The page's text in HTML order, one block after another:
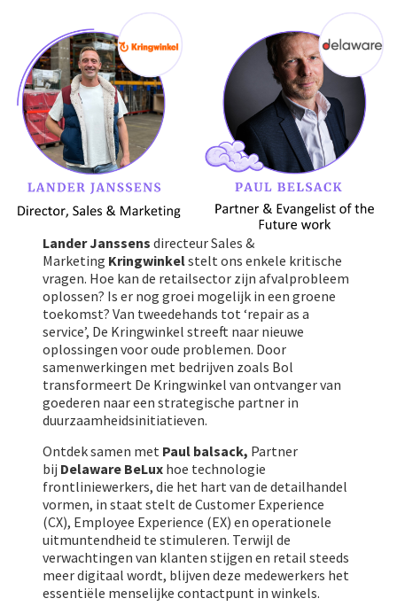
Lander Janssens directeur Sales &
Marketing Kringwinkelstelt ons enkele kritische
vragen. Hoe kan de retailsector zijn afvalprobleem
oplossen? Is er nog groei mogelijk in een groene
toekomst? Van tweedehands tot ‘repair as a
service’, De Kringwinkel streeft naar nieuwe
oplossingen voor oude problemen. Door
samenwerkingen met bedrijven zoals Bol
transformeert De Kringwinkel van ontvanger van
goederen naar een strategische partner in
duurzaamheidsinitiatieven.
Ontdek samen met Paul balsack, Partner
bij Delaware BeLux hoe technologie
frontliniewerkers, die het hart van de detailhandel
vormen, in staat stelt de Customer Experience
(CX), Employee Experience (EX) en operationele
uitmuntendheid te stimuleren. Terwijl de
verwachtingen van klanten stijgen en retail steeds
meer digitaal wordt, blijven deze medewerkers het
essentiële menselijke contactpunt in winkels.